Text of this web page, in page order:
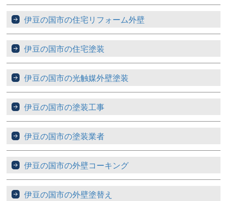
伊豆の国市の住宅リフォーム外壁
伊豆の国市の住宅塗装
伊豆の国市の光触媒外壁塗装
伊豆の国市の塗装工事
伊豆の国市の塗装業者
伊豆の国市の外壁コーキング
伊豆の国市の外壁塗替え